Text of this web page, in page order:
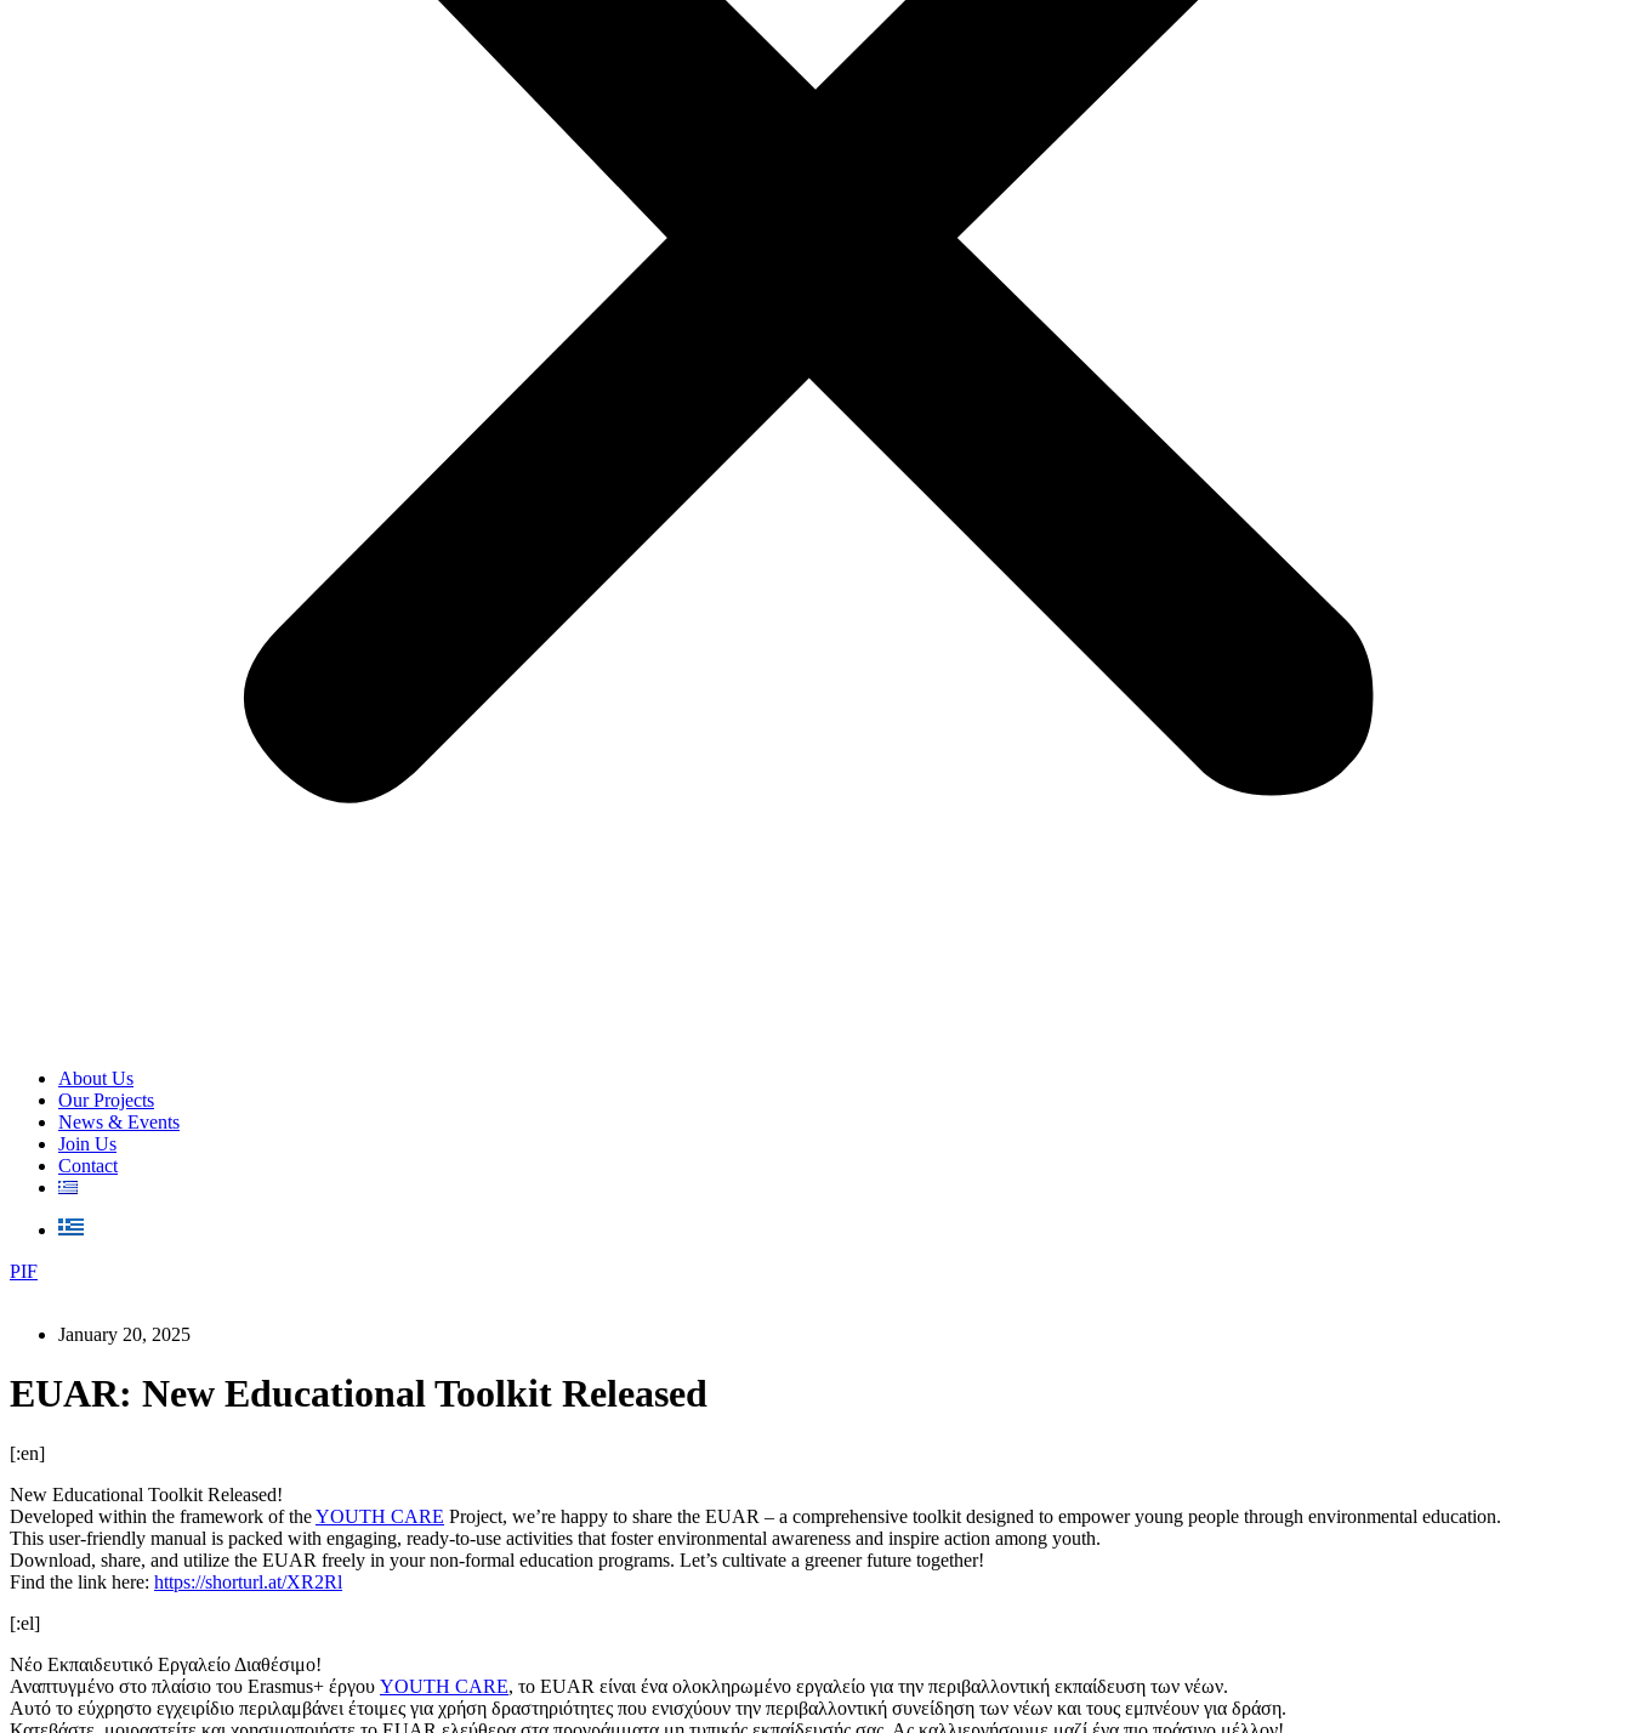
About Us
Our Projects
News & Events
Join Us
Contact
PIF
January 20, 2025
EUAR: New Educational Toolkit Released
[:en]
New Educational Toolkit Released!
Developed within the framework of theYOUTH CARE Project, we’re happy to share the EUAR – a comprehensive toolkit designed to empower young people through environmental education.
This user-friendly manual is packed with engaging, ready-to-use activities that foster environmental awareness and inspire action among youth.
Download, share, and utilize the EUAR freely in your non-formal education programs. Let’s cultivate a greener future together!
Find the link here: https://shorturl.at/XR2Rl
[:el]
Νέο Εκπαιδευτικό Εργαλείο Διαθέσιμο!
Αναπτυγμένο στο πλαίσιο του Erasmus+ έργου YOUTH CARE, το EUAR είναι ένα ολοκληρωμένο εργαλείο για την περιβαλλοντική εκπαίδευση των νέων.
Αυτό το εύχρηστο εγχειρίδιο περιλαμβάνει έτοιμες για χρήση δραστηριότητες που ενισχύουν την περιβαλλοντική συνείδηση των νέων και τους εμπνέουν για δράση.